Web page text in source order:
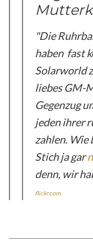
"Die
haben fast
Solarworld
liebes GM-
Gegenzug
jeden ihrer
zahlen. Wie
Stich ja gar
denn, wir
flickr.com